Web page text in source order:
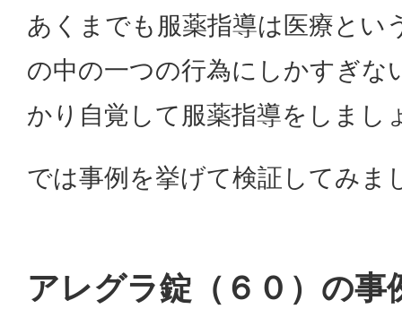
あくまでも服薬指導は医療とい
の中の一つの行為にしかすぎな
かり自覚して服薬指導をしまし
では事例を挙げて検証してみま
アレグラ錠（６０）の事